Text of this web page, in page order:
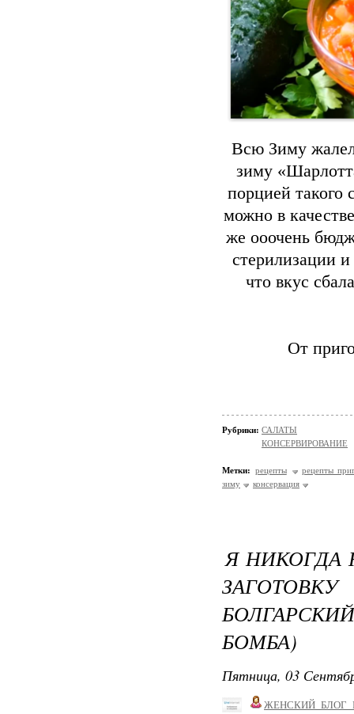
Всю Зиму
зиму
порцией такого
можно в
же ооочень
стерилизации
что вкус
От
Рубрики: САЛАТЫ
КОНСЕРВИРОВАНИЕ
Метки: рецепты
рецепты
зиму
консервация
Я НИКОГДА
БОМБА)
Пятница, 03